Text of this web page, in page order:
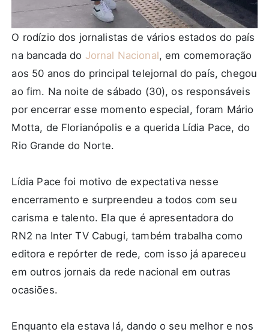
O rodízio dos jornalistas de vários estados do país
na bancada do Jornal Nacional, em comemoração
aos 50 anos do principal telejornal do país, chegou
ao fim. Na noite de sábado (30), os responsáveis
por encerrar esse momento especial, foram Mário
Motta, de Florianópolis e a querida Lídia Pace, do
Rio Grande do Norte.
Lídia Pace foi motivo de expectativa nesse
encerramento e surpreendeu a todos com seu
carisma e talento. Ela que é apresentadora do
RN2 na Inter TV Cabugi, também trabalha como
editora e repórter de rede, com isso já apareceu
em outros jornais da rede nacional em outras
ocasiões.
Enquanto ela estava lá, dando o seu melhor e nos